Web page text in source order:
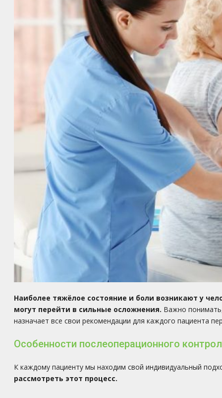
Наиболее тяжёлое состояние и боли возникают у
могут перейти в сильные осложнения. Важно
назначает все свои рекомендации для каждого пациента
Особенности послеоперационного
К каждому пациенту мы находим свой индивидуальный
рассмотреть этот процесс.